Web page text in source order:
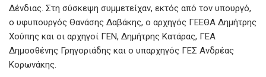
Δένδιας. Στη σύσκεψη συμμετείχαν, εκτός από τον υπουργό,
ο υφυπουργός Θανάσης Δαβάκης, ο αρχηγός ΓΕΕΘΑ Δημήτρης
Χούπης και οι αρχηγοί ΓΕΝ, Δημήτρης Κατάρας, ΓΕΑ
Δημοσθένης Γρηγοριάδης και ο υπαρχηγός ΓΕΣ Ανδρέας
Κορωνάκης.